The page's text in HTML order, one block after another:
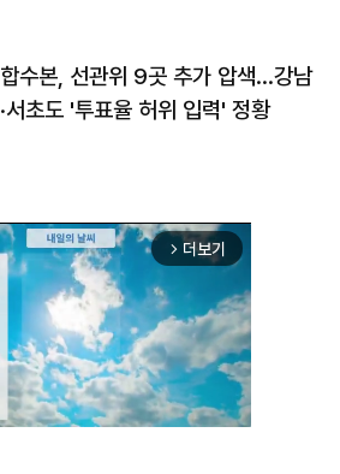
합수본, 선관위 9곳 추가 압색…강남
·서초도 '투표율 허위 입력' 정황
arrow_forward_ios 더보기